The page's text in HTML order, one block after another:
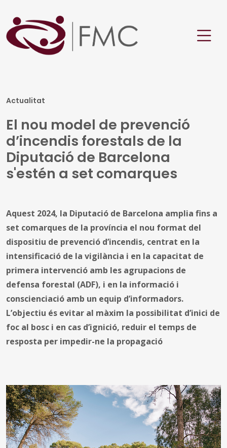
Actualitat
El nou model de prevenció
d’incendis forestals de la
Diputació de Barcelona
s'estén a set comarques
Aquest 2024, la Diputació de Barcelona amplia fins a
set comarques de la província el nou format del
dispositiu de prevenció d’incendis, centrat en la
intensificació de la vigilància i en la capacitat de
primera intervenció amb les agrupacions de
defensa forestal (ADF), i en la informació i
conscienciació amb un equip d’informadors.
L’objectiu és evitar al màxim la possibilitat d’inici de
foc al bosc i en cas d’ignició, reduir el temps de
resposta per impedir-ne la propagació